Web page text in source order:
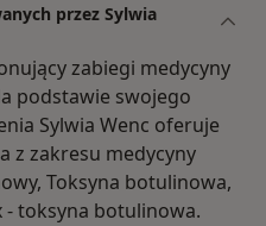
przez Sylwia
zabiegi medycyny
podstawie swojego
Sylwia Wenc oferuje
z zakresu medycyny
Toksyna botulinowa,
- toksyna botulinowa.